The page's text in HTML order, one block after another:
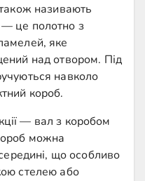
називають
це полотно з
яке
над отвором. Під
навколо
короб.
— вал з коробом
можна
що особливо
стелею або